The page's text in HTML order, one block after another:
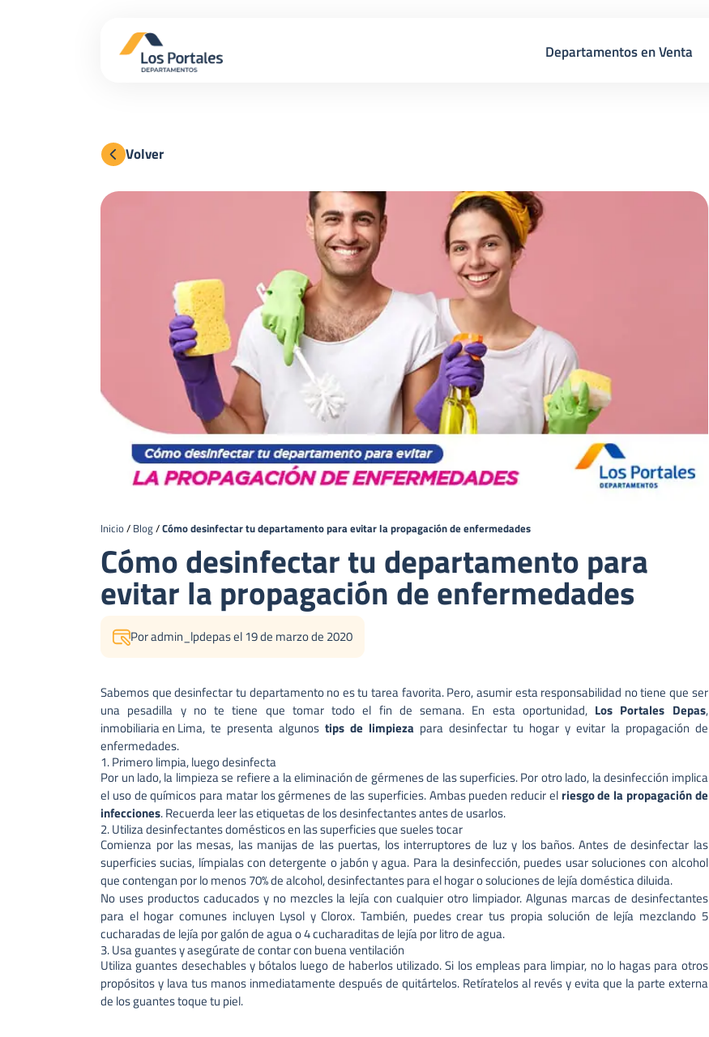
Departamentos en Venta
Volver
Inicio/ Blog/Cómo desinfectar tu departamento para evitar la propagación de enfermedades
Cómo desinfectar tu departamento para
evitar la propagación de enfermedades
Por admin_lpdepas el 19 de marzo de 2020
Sabemos que desinfectar tu departamento no es tu tarea favorita. Pero, asumir esta responsabilidad no tiene que ser
una pesadilla y no te tiene que tomar todo el fin de semana. En esta oportunidad, Los Portales Depas,
inmobiliaria en Lima, te presenta algunos tips de limpiezapara desinfectar tu hogar y evitar la propagación de
enfermedades.
1. Primero limpia, luego desinfecta
Por un lado, la limpieza se refiere a la eliminación de gérmenes de las superficies. Por otro lado, la desinfección implica
el uso de químicos para matar los gérmenes de las superficies. Ambas pueden reducir el riesgo de la propagación de
infecciones. Recuerda leer las etiquetas de los desinfectantes antes de usarlos.
2. Utiliza desinfectantes domésticos en las superficies que sueles tocar
Comienza por las mesas, las manijas de las puertas, los interruptores de luz y los baños. Antes de desinfectar las
superficies sucias, límpialas con detergente o jabón y agua. Para la desinfección, puedes usar soluciones con alcohol
que contengan por lo menos 70% de alcohol, desinfectantes para el hogar o soluciones de lejía doméstica diluida.
No uses productos caducados y no mezcles la lejía con cualquier otro limpiador. Algunas marcas de desinfectantes
para el hogar comunes incluyen Lysol y Clorox. También, puedes crear tus propia solución de lejía mezclando 5
cucharadas de lejía por galón de agua o 4 cucharaditas de lejía por litro de agua.
3. Usa guantes y asegúrate de contar con buena ventilación
Utiliza guantes desechables y bótalos luego de haberlos utilizado. Si los empleas para limpiar, no lo hagas para otros
propósitos y lava tus manos inmediatamente después de quitártelos. Retíratelos al revés y evita que la parte externa
de los guantes toque tu piel.